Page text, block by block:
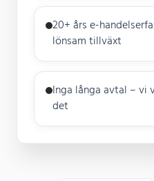
20+ års e-
lönsam tillväxt
Inga långa avtal – vi
det